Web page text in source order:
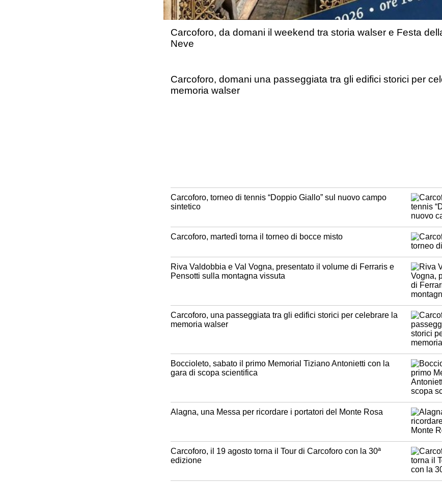
Carcoforo, da domani il weekend tra storia walser e Festa
Neve
Carcoforo, domani una passeggiata tra gli edifici storici per
memoria walser
Carcoforo, torneo di tennis “Doppio Giallo” sul nuovo campo
sintetico
Carcoforo, martedì torna il torneo di bocce misto
Riva Valdobbia e Val Vogna, presentato il volume di Ferraris e
Pensotti sulla montagna vissuta
Carcoforo, una passeggiata tra gli edifici storici per celebrare la
memoria walser
Boccioleto, sabato il primo Memorial Tiziano Antonietti con la
gara di scopa scientifica
Alagna, una Messa per ricordare i portatori del Monte Rosa
Carcoforo, il 19 agosto torna il Tour di Carcoforo con la 30ª
edizione